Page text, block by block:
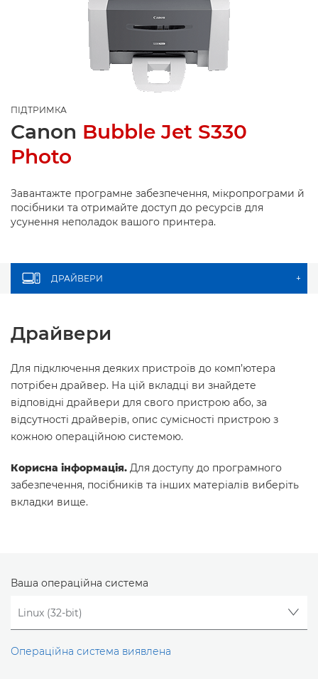
ПІДТРИМКА
Canon Bubble Jet S330
Photo
Завантажте програмне забезпечення, мікропрограми й
посібники та отримайте доступ до ресурсів для
усунення неполадок вашого принтера.
ДРАЙВЕРИ +
Драйвери
Для підключення деяких пристроїв до комп’ютера
потрібен драйвер. На цій вкладці ви знайдете
відповідні драйвери для свого пристрою або, за
відсутності драйверів, опис сумісності пристрою з
кожною операційною системою.
Корисна інформація. Для доступу до програмного
забезпечення, посібників та інших матеріалів виберіть
вкладки вище.
Ваша операційна система
Операційна система виявлена